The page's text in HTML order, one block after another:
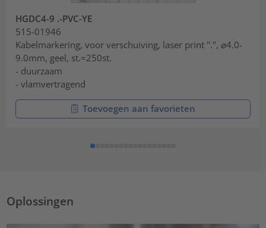
HGDC4-9 .-PVC-YE
515-01946
Kabelmarkering, voor verschuiving, laser print ".", ⌀4.0-
9.0mm, geel, st.=250st.
- duurzaam
- vlamvertragend
Toevoegen aan favorieten
Oplossingen